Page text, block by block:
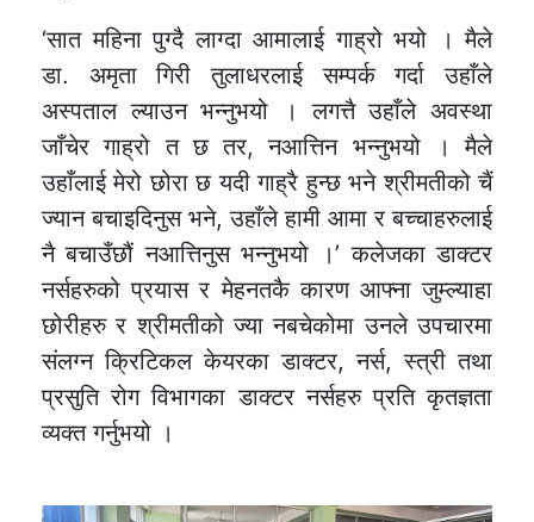
‘सात महिना पुग्दै लाग्दा आमालाई गाह्रो भयो । मैले
डा. अमृता गिरी तुलाधरलाई सम्पर्क गर्दा उहाँले
अस्पताल ल्याउन भन्नुभयो । लगत्तै उहाँले अवस्था
जाँचेर गाह्रो त छ तर, नआत्तिन भन्नुभयो । मैले
उहाँलाई मेरो छोरा छ यदी गाह्रै हुन्छ भने श्रीमतीको चैं
ज्यान बचाइदिनुस भने, उहाँले हामी आमा र बच्चाहरुलाई
नै बचाउँछौं नआत्तिनुस भन्नुभयो ।’ कलेजका डाक्टर
नर्सहरुको प्रयास र मेहनतकै कारण आफ्ना जुम्ल्याहा
छोरीहरु र श्रीमतीको ज्या नबचेकोमा उनले उपचारमा
संलग्न क्रिटिकल केयरका डाक्टर, नर्स, स्त्री तथा
प्रसुति रोग विभागका डाक्टर नर्सहरु प्रति कृतज्ञता
व्यक्त गर्नुभयो ।